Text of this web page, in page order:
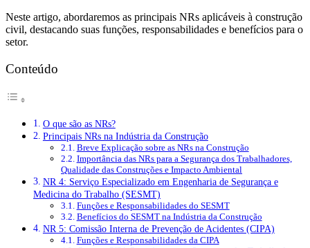
Neste artigo, abordaremos as principais NRs aplicáveis à construção
civil, destacando suas funções, responsabilidades e benefícios para o
setor.
Conteúdo
O que são as NRs?
Principais NRs na Indústria da Construção
Breve Explicação sobre as NRs na Construção
Importância das NRs para a Segurança dos Trabalhadores,
Qualidade das Construções e Impacto Ambiental
NR 4: Serviço Especializado em Engenharia de Segurança e
Medicina do Trabalho (SESMT)
Funções e Responsabilidades do SESMT
Benefícios do SESMT na Indústria da Construção
NR 5: Comissão Interna de Prevenção de Acidentes (CIPA)
Funções e Responsabilidades da CIPA